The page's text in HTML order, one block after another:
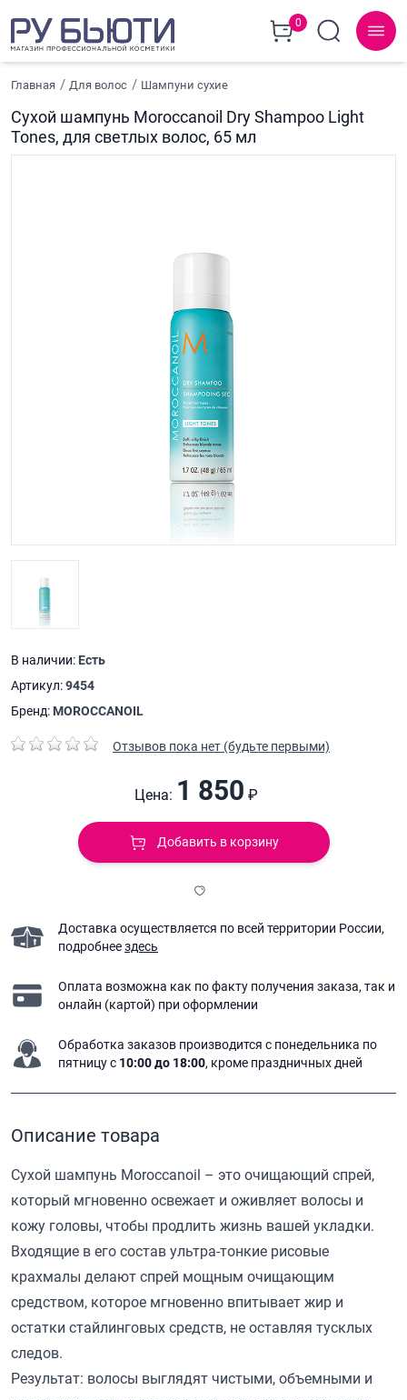
0
Главная Для волос Шампуни сухие
Cухой шампунь Moroccanoil Dry Shampoo Light
Tones, для светлых волос, 65 мл
В наличии: Есть
Артикул:9454
Бренд: MOROCCANOIL
Отзывов пока нет (будьте первыми)
Цена: 1 850 ₽
Добавить в корзину
Доставка осуществляется по всей территории России,
подробнеездесь
Оплата возможна как по факту получения заказа, так и
онлайн (картой) при оформлении
Обработка заказов производится с понедельника по
пятницу с 10:00 до 18:00, кроме праздничных дней
Описание товара
Сухой шампунь Moroccanoil – это очищающий спрей,
который мгновенно освежает и оживляет волосы и
кожу головы, чтобы продлить жизнь вашей укладки.
Входящие в его состав ультра-тонкие рисовые
крахмалы делают спрей мощным очищающим
средством, которое мгновенно впитывает жир и
остатки стайлинговых средств, не оставляя тусклых
следов.
Результат: волосы выглядят чистыми, объемными и